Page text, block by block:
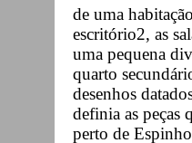
de uma
escritório2, as
uma pequena
quarto
desenhos
definia as peças
perto de